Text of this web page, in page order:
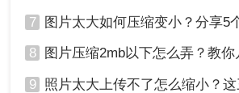
7 图片太大如何压缩变小？分享5个方法，让
8 图片压缩2mb以下怎么弄？教你
9 照片太大上传不了怎么缩小？这三种压缩图